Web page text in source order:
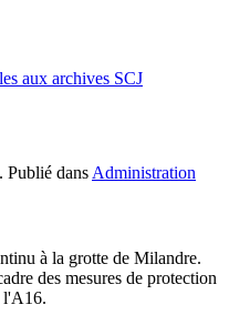
aux archives SCJ
. Publié dans Administration
à la grotte de Milandre.
des mesures de protection
l'A16.